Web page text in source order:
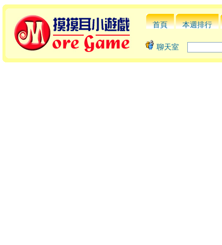
首頁 本週排行
聊天室